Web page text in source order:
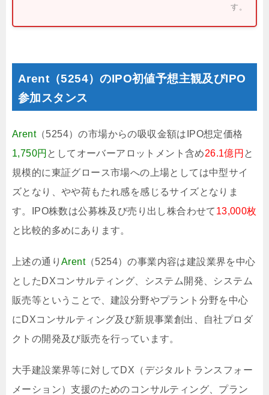
す。
Arent（5254）のIPO初値予想主観及びIPO
参加スタンス
Arent（5254）の市場からの吸収金額はIPO想定価格
1,750円 としてオーバーアロットメント含め26.1億円 と
規模的に東証グロース市場への上場としては中型サイ
ズとなり、やや荷もたれ感を感じるサイズとなりま
す。IPO株数は公募株及び売り出し株合わせて 13,000枚
と比較的多めにあります。
上述の通り Arent（5254）の事業内容は建設業界を中心
としたDXコンサルティング、システム開発、システム
販売等ということで、建設分野やプラント分野を中心
にDXコンサルティング及び新規事業創出、自社プロダ
クトの開発及び販売を行っています。
大手建設業界等に対してDX（デジタルトランスフォー
メーション）支援のためのコンサルティング、プラン